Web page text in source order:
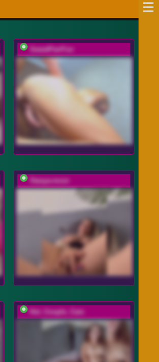
SweetPairFun
Stasya-moor
Hot_Couple_Cam